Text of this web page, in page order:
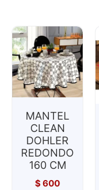
MANTEL
CLEAN
DOHLER
REDONDO
160 CM
$600